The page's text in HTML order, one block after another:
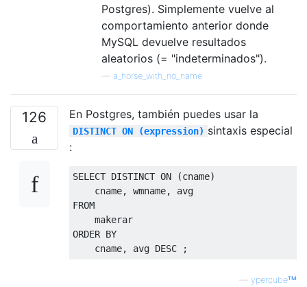
Postgres). Simplemente vuelve al
comportamiento anterior donde
MySQL devuelve resultados
aleatorios (= "indeterminados").
a_horse_with_no_name
126 En Postgres, también puedes usar la
DISTINCT ON (expression) sintaxis especial
:
SELECT DISTINCT ON (cname)
    cname
, wmname,
FROM
ORDER BY
    cname
, avg DESC ;
ypercubeᵀᴹ